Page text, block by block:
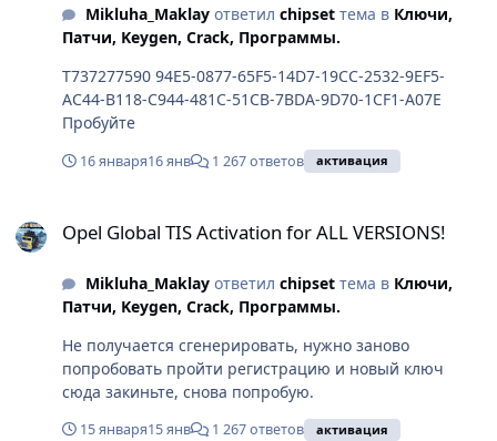
Mikluha_Maklayответил chipsetтема в Ключи,
Патчи, Keygen, Crack, Программы.
T737277590 94E5-0877-65F5-14D7-19CC-2532-9EF5-
AC44-B118-C944-481C-51CB-7BDA-9D70-1CF1-A07E
Пробуйте
16 января16 янв 1 267 ответов активация
Opel Global TIS Activation for ALL VERSIONS!
Mikluha_Maklayответил chipsetтема в Ключи,
Патчи, Keygen, Crack, Программы.
Не получается сгенерировать, нужно заново
попробовать пройти регистрацию и новый ключ
сюда закиньте, снова попробую.
15 января15 янв 1 267 ответов активация